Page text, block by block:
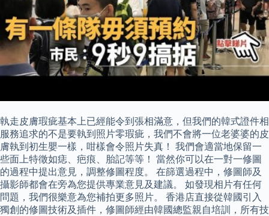
執走皮膚瑕疵基本上已經能令到張相滿意，但我們的韓式證件相
服務追求的不是要執到照片零瑕疵，我們不會將一位老婆婆的皮
膚執到初生嬰一樣，咁樣會令照片失真！ 我們會適當地保留一
些面上特徵如痣、疤痕、胎記等等！ 當然你可以在一對一修圖
的過程中提出意見，調整修圖程度。 在篩選過程中，修圖師及
攝影師都會在旁為您提供專業意見及建議。 如發現相片有任何
問題，我們很樂意為您補拍更多照片。 香港店直接從韓國引入
獨創的修圖技術及插件，修圖師經由韓國總監親自培訓，所有技